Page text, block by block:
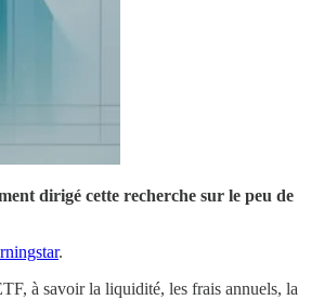
dirigé cette recherche sur le peu de
.
à savoir la liquidité, les frais annuels, la